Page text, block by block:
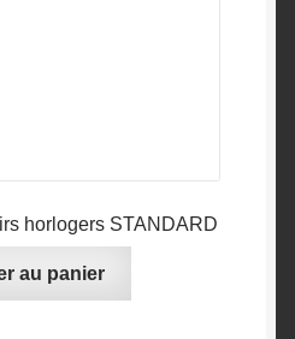
horlogers STANDARD
au panier